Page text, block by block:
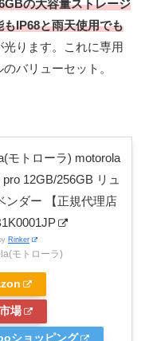
の大容量ストレージ
IP68と雨天使用でも
光ります。これに専用
バリューセット。
モトローラ) motorola
pro 12GB/256GB リュ
ンダー 【正規代理店
Rinker
モトローラ)
場
ショッピング